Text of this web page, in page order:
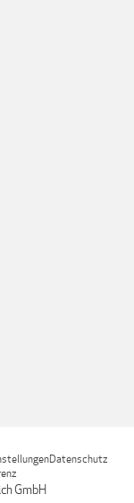
Datenschutz
GmbH